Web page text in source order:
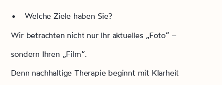
Welche Ziele haben Sie?
Wir betrachten nicht nur Ihr aktuelles „Foto“ –
sondern Ihren „Film“.
Denn nachhaltige Therapie beginnt mit Klarheit